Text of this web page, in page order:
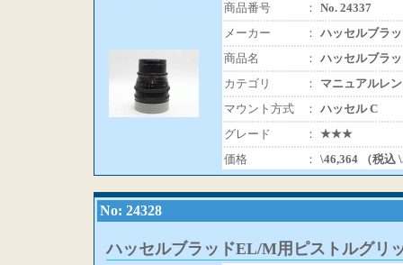
商品番号 ： No. 24337
メーカー
： ハッセルブラ
商品名
： ハッセルブラ
カテゴリ
：
マニュアルレ
マウント方式
： ハッセル C
グレード
： ★★★
価格
： \46,364 （税込
No: 24328
ハッセルブラッドEL/M用ピストルグリ